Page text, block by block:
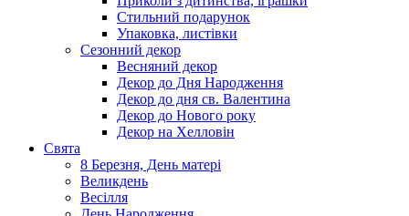
Стильний подарунок
Упаковка, листівки
Сезонний декор
Весняний декор
Декор до Дня Народження
Декор до дня св. Валентина
Декор до Нового року
Декор на Хелловін
Свята
8 Березня, День матері
Великдень
Весілля